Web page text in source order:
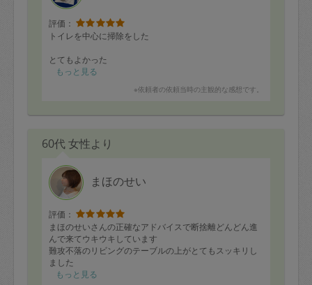
評価：
トイレを中心に掃除をした
とてもよかった
もっと見る
※依頼者の依頼当時の主観的な感想です。
60代 女性より
まほのせい
評価：
まほのせいさんの正確なアドバイスで断捨離どんどん進
んで来てウキウキしています
難攻不落のリビングのテーブルの上がとてもスッキリし
ました
キープできるように頑張ります
もっと見る